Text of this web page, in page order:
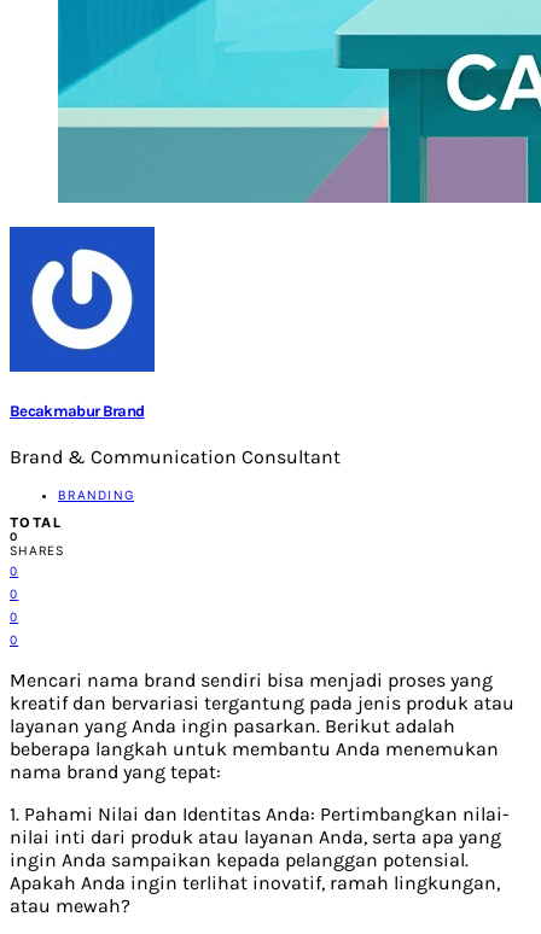
Becakmabur Brand
Brand & Communication Consultant
BRANDING
TOTAL
0
SHARES
0
0
0
0
Mencari nama brand sendiri bisa menjadi proses yang
kreatif dan bervariasi tergantung pada jenis produk atau
layanan yang Anda ingin pasarkan. Berikut adalah
beberapa langkah untuk membantu Anda menemukan
nama brand yang tepat:
1. Pahami Nilai dan Identitas Anda: Pertimbangkan nilai-
nilai inti dari produk atau layanan Anda, serta apa yang
ingin Anda sampaikan kepada pelanggan potensial.
Apakah Anda ingin terlihat inovatif, ramah lingkungan,
atau mewah?